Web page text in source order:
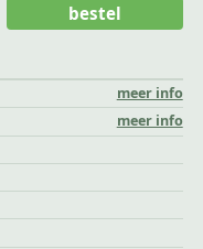
meer info
meer info
bestel